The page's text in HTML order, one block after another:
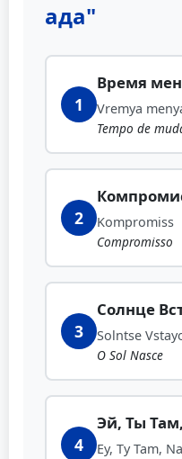
ада"
1
Время
Vremya
Tempo de
2
Kompromiss
Compromisso
3
Солнце
Solntse
O Sol Nasce
4
Эй, Ты
Ey, Ty Tam,